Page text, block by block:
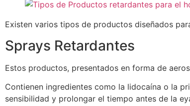
Existen varios tipos de productos diseñados
Sprays Retardantes
Estos productos, presentados en forma de
Contienen ingredientes como la lidocaína o la
sensibilidad y prolongar el tiempo antes de la